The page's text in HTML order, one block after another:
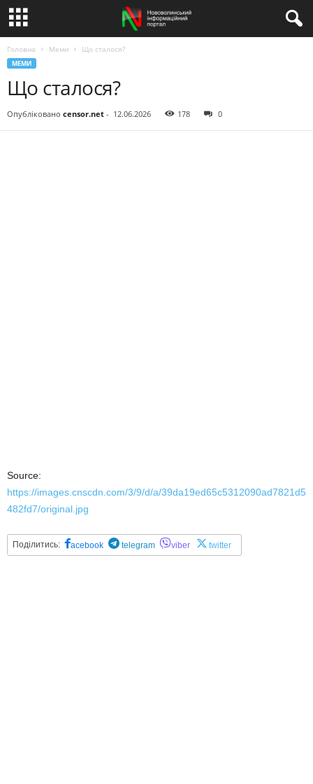
Головна Меми Що сталося?
МЕМИ
Що сталося?
Опубліковано censor.net - 12.06.2026 178 0
Source:
https://images.cnscdn.com/3/9/d/a/39da19ed65c5312090ad7821d5
482fd7/original.jpg
Поділитись: acebook telegram viber twitter